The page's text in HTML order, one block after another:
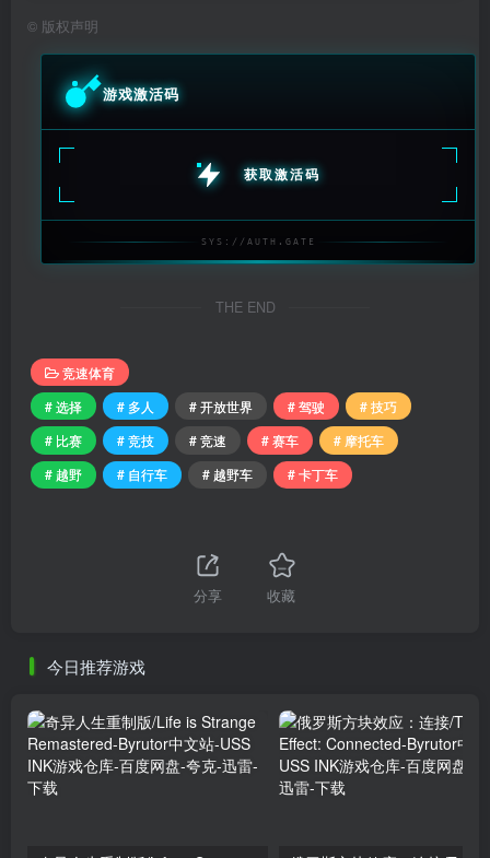
© 版权声明
游戏激活码
获取激活码
SYS://AUTH.GATE
THE END
竞速体育
# 选择
# 多人 # 开放世界 # 驾驶
# 技巧
# 比赛
# 竞技 # 竞速 # 赛车
# 摩托车
# 越野
# 自行车 # 越野车 # 卡丁车
分享 收藏
今日推荐游戏